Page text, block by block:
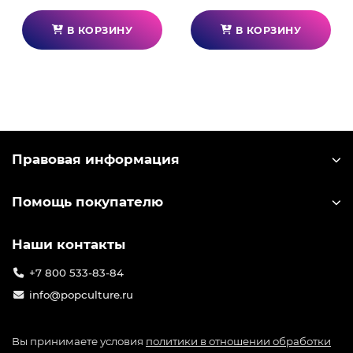
В КОРЗИНУ В КОРЗИНУ
Правовая информация
Помощь покупателю
Наши контакты
+7 800 533-83-84
info@popculture.ru
Вы принимаете условия политики в отношении обработки